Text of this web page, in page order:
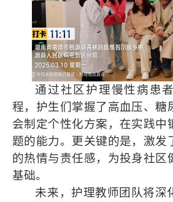
通过社区护理慢性病患
程，护生们掌握了高血压、糖
会制定个性化方案，在实践中
题的能力。更关键的是，激发
的热情与责任感，为投身社区
基础。
未来，护理教师团队将深